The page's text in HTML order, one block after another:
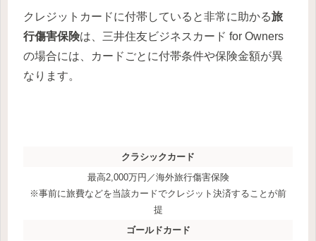
クレジットカードに付帯していると非常に助かる旅
行傷害保険は、三井住友ビジネスカード for Owners
の場合には、カードごとに付帯条件や保険金額が異
なります。
クラシックカード
最高2,000万円／海外旅行傷害保険
※事前に旅費などを当該カードでクレジット決済することが前
提
ゴールドカード